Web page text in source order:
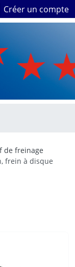
Créer un compte
de freinage
frein à disque